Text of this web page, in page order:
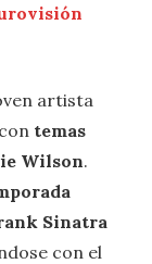
artista
con temas
Wilson.
Sinatra
con el